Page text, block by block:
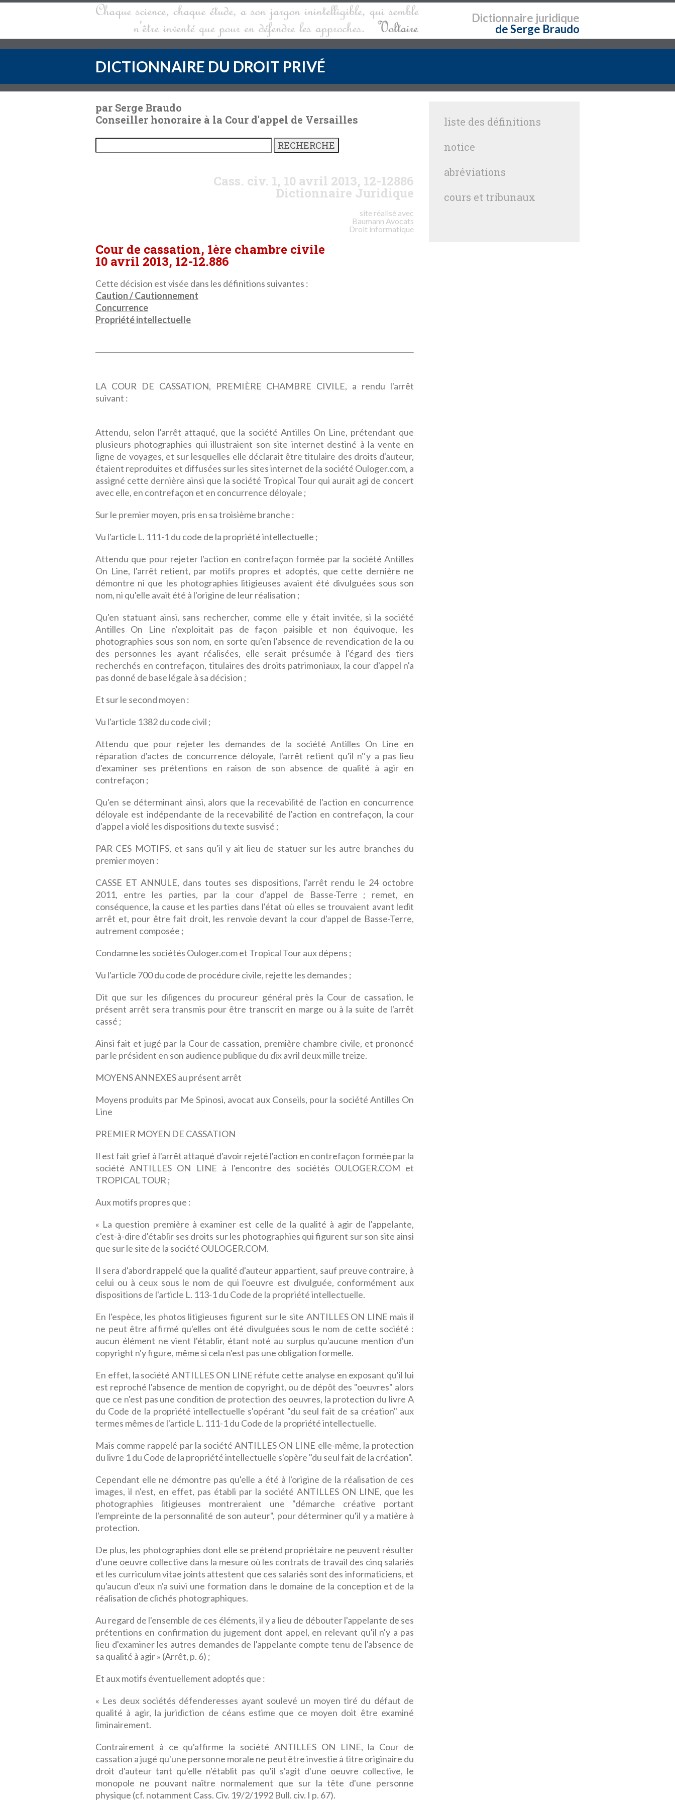
Dictionnaire juridique
de Serge Braudo
DICTIONNAIRE DU DROIT PRIVÉ
par Serge Braudo
Conseiller honoraire à la Cour d'appel de Versailles
Cass. civ. 1, 10 avril 2013, 12-12886
Dictionnaire Juridique
site réalisé avec
Baumann Avocats
Droit informatique
Cour de cassation, 1ère chambre civile
10 avril 2013, 12-12.886
Cette décision est visée dans les définitions suivantes :
Caution / Cautionnement
Concurrence
Propriété intellectuelle
LA COUR DE CASSATION, PREMIÈRE CHAMBRE CIVILE, a rendu l'arrêt
suivant :
Attendu, selon l'arrêt attaqué, que la société Antilles On Line, prétendant que
plusieurs photographies qui illustraient son site internet destiné à la vente en
ligne de voyages, et sur lesquelles elle déclarait être titulaire des droits d'auteur,
étaient reproduites et diffusées sur les sites internet de la société Ouloger.com, a
assigné cette dernière ainsi que la société Tropical Tour qui aurait agi de concert
avec elle, en contrefaçon et en concurrence déloyale ;
Sur le premier moyen, pris en sa troisième branche :
Vu l'article L. 111-1 du code de la propriété intellectuelle ;
Attendu que pour rejeter l'action en contrefaçon formée par la société Antilles
On Line, l'arrêt retient, par motifs propres et adoptés, que cette dernière ne
démontre ni que les photographies litigieuses avaient été divulguées sous son
nom, ni qu'elle avait été à l'origine de leur réalisation ;
Qu'en statuant ainsi, sans rechercher, comme elle y était invitée, si la société
Antilles On Line n'exploitait pas de façon paisible et non équivoque, les
photographies sous son nom, en sorte qu'en l'absence de revendication de la ou
des personnes les ayant réalisées, elle serait présumée à l'égard des tiers
recherchés en contrefaçon, titulaires des droits patrimoniaux, la cour d'appel n'a
pas donné de base légale à sa décision ;
Et sur le second moyen :
Vu l'article 1382 du code civil ;
Attendu que pour rejeter les demandes de la société Antilles On Line en
réparation d'actes de concurrence déloyale, l'arrêt retient qu'il n'‘y a pas lieu
d'examiner ses prétentions en raison de son absence de qualité à agir en
contrefaçon ;
Qu'en se déterminant ainsi, alors que la recevabilité de l'action en concurrence
déloyale est indépendante de la recevabilité de l'action en contrefaçon, la cour
d'appel a violé les dispositions du texte susvisé ;
PAR CES MOTIFS, et sans qu'il y ait lieu de statuer sur les autre branches du
premier moyen :
CASSE ET ANNULE, dans toutes ses dispositions, l'arrêt rendu le 24 octobre
2011, entre les parties, par la cour d'appel de Basse-Terre ; remet, en
conséquence, la cause et les parties dans l'état où elles se trouvaient avant ledit
arrêt et, pour être fait droit, les renvoie devant la cour d'appel de Basse-Terre,
autrement composée ;
Condamne les sociétés Ouloger.com et Tropical Tour aux dépens ;
Vu l'article 700 du code de procédure civile, rejette les demandes ;
Dit que sur les diligences du procureur général près la Cour de cassation, le
présent arrêt sera transmis pour être transcrit en marge ou à la suite de l'arrêt
cassé ;
Ainsi fait et jugé par la Cour de cassation, première chambre civile, et prononcé
par le président en son audience publique du dix avril deux mille treize.
MOYENS ANNEXES au présent arrêt
Moyens produits par Me Spinosi, avocat aux Conseils, pour la société Antilles On
Line
PREMIER MOYEN DE CASSATION
Il est fait grief à l'arrêt attaqué d'avoir rejeté l'action en contrefaçon formée par la
société ANTILLES ON LINE à l'encontre des sociétés OULOGER.COM et
TROPICAL TOUR ;
Aux motifs propres que :
« La question première à examiner est celle de la qualité à agir de l'appelante,
c'est-à-dire d'établir ses droits sur les photographies qui figurent sur son site ainsi
que sur le site de la société OULOGER.COM.
Il sera d'abord rappelé que la qualité d'auteur appartient, sauf preuve contraire, à
celui ou à ceux sous le nom de qui l'oeuvre est divulguée, conformément aux
dispositions de l'article L. 113-1 du Code de la propriété intellectuelle.
En l'espèce, les photos litigieuses figurent sur le site ANTILLES ON LINE mais il
ne peut être affirmé qu'elles ont été divulguées sous le nom de cette société :
aucun élément ne vient l'établir, étant noté au surplus qu'aucune mention d'un
copyright n'y figure, même si cela n'est pas une obligation formelle.
En effet, la société ANTILLES ON LINE réfute cette analyse en exposant qu'il lui
est reproché l'absence de mention de copyright, ou de dépôt des "oeuvres" alors
que ce n'est pas une condition de protection des oeuvres, la protection du livre A
du Code de la propriété intellectuelle s'opérant "du seul fait de sa création" aux
termes mêmes de l'article L. 111-1 du Code de la propriété intellectuelle.
Mais comme rappelé par la société ANTILLES ON LINE elle-même, la protection
du livre 1 du Code de la propriété intellectuelle s'opère "du seul fait de la création".
Cependant elle ne démontre pas qu'elle a été à l'origine de la réalisation de ces
images, il n'est, en effet, pas établi par la société ANTILLES ON LINE, que les
photographies litigieuses montreraient une "démarche créative portant
l'empreinte de la personnalité de son auteur", pour déterminer qu'il y a matière à
protection.
De plus, les photographies dont elle se prétend propriétaire ne peuvent résulter
d'une oeuvre collective dans la mesure où les contrats de travail des cinq salariés
et les curriculum vitae joints attestent que ces salariés sont des informaticiens, et
qu'aucun d'eux n'a suivi une formation dans le domaine de la conception et de la
réalisation de clichés photographiques.
Au regard de l'ensemble de ces éléments, il y a lieu de débouter l'appelante de ses
prétentions en confirmation du jugement dont appel, en relevant qu'il n'y a pas
lieu d'examiner les autres demandes de l'appelante compte tenu de l'absence de
sa qualité à agir » (Arrêt, p. 6) ;
Et aux motifs éventuellement adoptés que :
« Les deux sociétés défenderesses ayant soulevé un moyen tiré du défaut de
qualité à agir, la juridiction de céans estime que ce moyen doit être examiné
liminairement.
Contrairement à ce qu'affirme la société ANTILLES ON LINE, la Cour de
cassation a jugé qu'une personne morale ne peut être investie à titre originaire du
droit d'auteur tant qu'elle n'établit pas qu'il s'agit d'une oeuvre collective, le
monopole ne pouvant naître normalement que sur la tête d'une personne
physique (cf. notamment Cass. Civ. 19/2/1992 Bull. civ. I p. 67).
liste des définitions
notice
abréviations
cours et tribunaux